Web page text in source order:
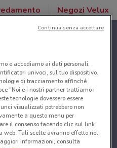
Negozi Velux
e accediamo ai dati personali,
univoci, sul tuo dispositivo.
di tracciamento affinché
"Noi e i nostri partner trattiamo i
tecnologie dovessero essere
visualizzati potrebbero non
a questo menu per
il consenso facendo clic sul link
Tali scelte avranno effetto nel
informazioni, consulta
Continua senza accettare